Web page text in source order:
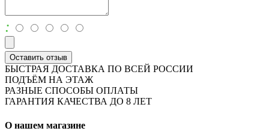
:
Оставить отзыв
БЫСТРАЯ ДОСТАВКА ПО ВСЕЙ РОССИИ
ПОДЪЁМ НА ЭТАЖ
РАЗНЫЕ СПОСОБЫ ОПЛАТЫ
ГАРАНТИЯ КАЧЕСТВА ДО 8 ЛЕТ
О нашем магазине